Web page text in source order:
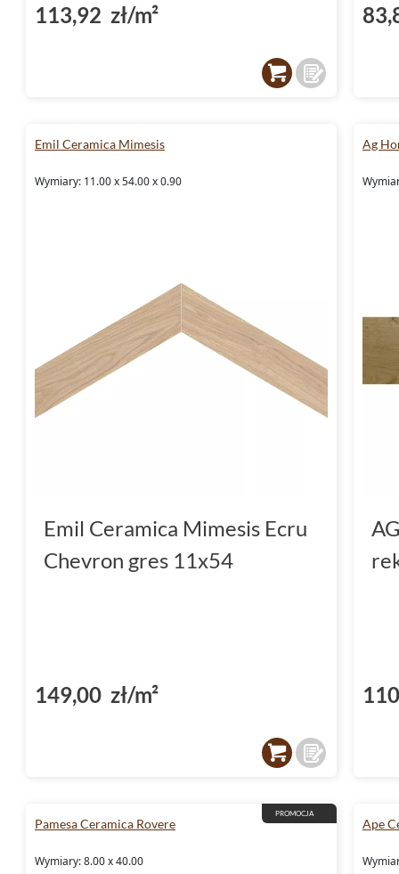
113,92 zł/m²
Emil Ceramica Mimesis
Wymiary: 11.00 x 54.00 x 0.90
Emil Ceramica Mimesis Ecru
Chevron gres 11x54
149,00 zł/m²
Ag
PROMOCJA
Pamesa Ceramica Rovere
Wymiary: 8.00 x 40.00
Ape